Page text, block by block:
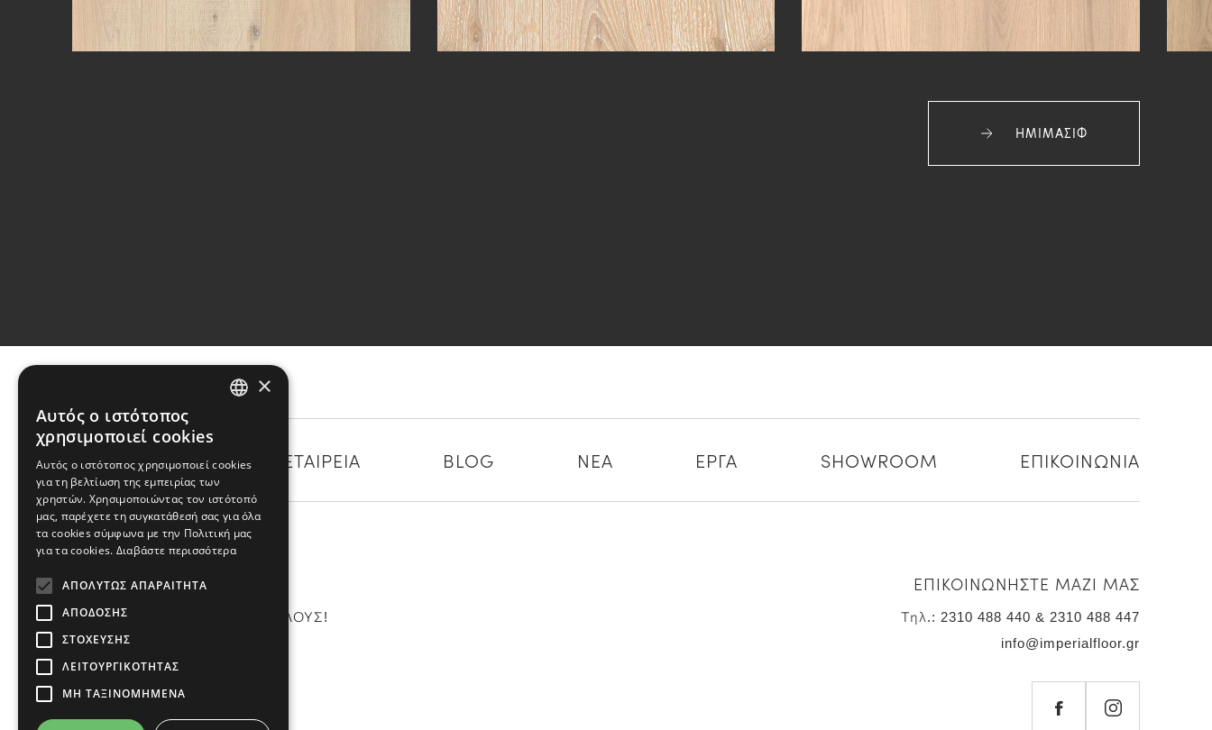
ΗΜΙΜΑΣΙΦ
ΚΑΤΗΓΟΡΙΕΣ Η ΕΤΑΙΡΕΙΑ BLOG ΝΕΑ ΕΡΓΑ SHOWROOM ΕΠΙΚΟΙΝΩΝΙΑ
NEWSLETTER
ΕΝΗΜΕΡΩΘΕΙΤΕ ΠΡΙΝ ΑΠΟ ΟΛΟΥΣ!
Εγγραφή
ΕΠΙΚΟΙΝΩΝΗΣΤΕ ΜΑΖΙ ΜΑΣ
Τηλ.: 2310 488 440 & 2310 488 447
info@imperialfloor.gr
×
Αυτός ο ιστότοπος
χρησιμοποιεί cookies
Αυτός ο ιστότοπος χρησιμοποιεί cookies
για τη βελτίωση της εμπειρίας των
χρηστών. Χρησιμοποιώντας τον ιστότοπό
μας, παρέχετε τη συγκατάθεσή σας για όλα
τα cookies σύμφωνα με την Πολιτική μας
για τα cookies. Διαβάστε περισσότερα
ΑΠΟΛΎΤΩΣ ΑΠΑΡΑΊΤΗΤΑ
ΑΠΌΔΟΣΗΣ
ΣΤΌΧΕΥΣΗΣ
ΛΕΙΤΟΥΡΓΙΚΌΤΗΤΑΣ
ΜΗ ΤΑΞΙΝΟΜΗΜΈΝΑ